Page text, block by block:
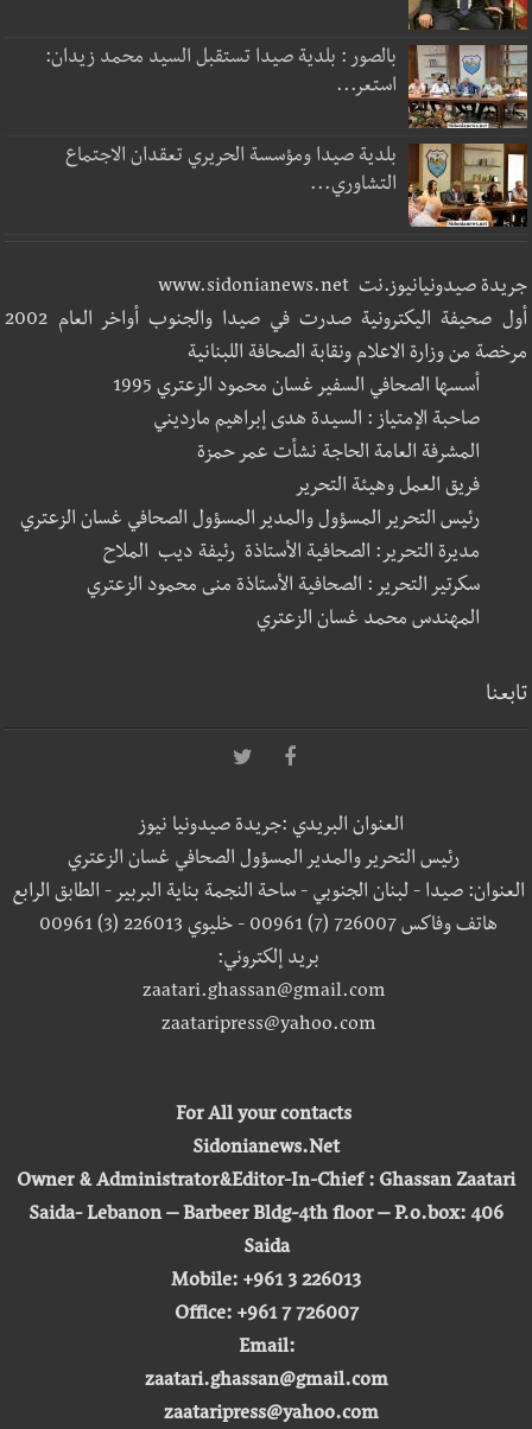
بالصور : بلدية صيدا تستقبل السيد محمد زيدان:
استعر...
بلدية صيدا ومؤسسة الحريري تعقدان الاجتماع
التشاوري...
جريدة صيدونيانيوز.نت www.sidonianews.net
أول صحيفة اليكترونية صدرت في صيدا والجنوب أواخر العام 2002
مرخصة من وزارة الاعلام ونقابة الصحافة اللبنانية
أسسها الصحافي السفير غسان محمود الزعتري 1995
صاحبة الإمتياز : السيدة هدى إبراهيم مارديني
المشرفة العامة الحاجة نشأت عمر حمزة
فريق العمل وهيئة التحرير
رئيس التحرير المسؤول والمدير المسؤول الصحافي غسان الزعتري
مديرة التحرير: الصحافية الأستاذة رئيفة ديب الملاح
سكرتير التحرير : الصحافية الأستاذة منى محمود الزعتري
المهندس محمد غسان الزعتري
تابعنا
العنوان البريدي :جريدة صيدونيا نيوز
رئيس التحرير والمدير المسؤول الصحافي غسان الزعتري
العنوان: صيدا - لبنان الجنوبي - ساحة النجمة بناية البربير - الطابق الرابع
هاتف وفاكس 726007 (7) 00961 - خليوي 226013 (3) 00961
بريد إلكتروني:
zaatari.ghassan@gmail.com
zaataripress@yahoo.com
For All your contacts
Sidonianews.Net
Owner & Administrator&Editor-In-Chief : Ghassan Zaatari
Saida- Lebanon – Barbeer Bldg-4th floor – P.o.box: 406
Saida
Mobile: +961 3 226013
Office: +961 7 726007
Email:
zaatari.ghassan@gmail.com
zaataripress@yahoo.com